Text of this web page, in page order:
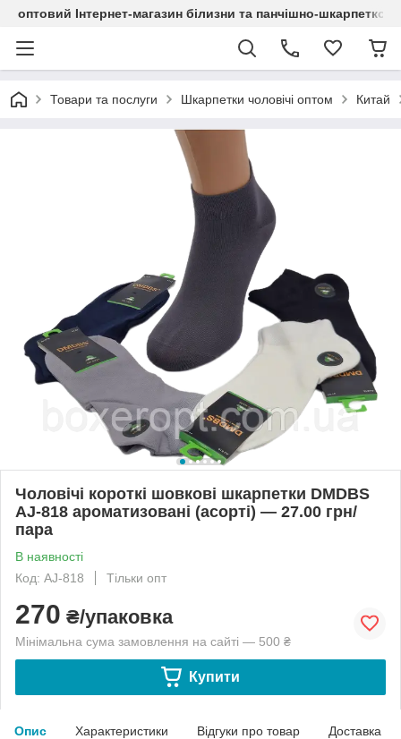
оптовий Інтернет-магазин білизни та панчішно-
Товари та послуги Шкарпетки чоловічі оптом Китай
Чоловічі короткі шовкові шкарпетки DMDBS
AJ-818 ароматизовані (асорті) — 27.00 грн/
пара
В наявності
Код: AJ-818
Тільки опт
270 ₴/упаковка
Мінімальна сума замовлення на сайті — 500 ₴
Купити
Опис Характеристики Відгуки про товар Доставка